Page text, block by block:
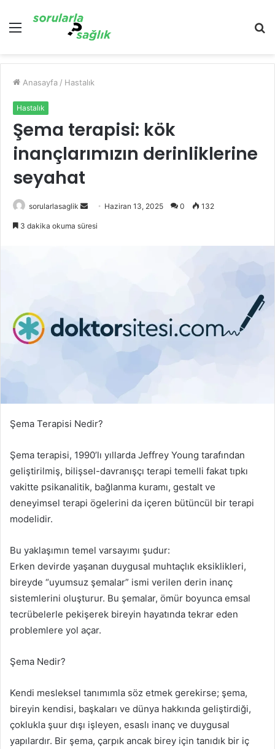
Menü
...
Anasayfa / Hastalık
Hastalık
Şema terapisi: kök
inançlarımızın derinliklerine
seyahat
sorularlasaglik
Bir
Haziran 13, 2025 0 132
3 dakika okuma süresi
Şema Terapisi Nedir?
Şema terapisi, 1990’lı yıllarda Jeffrey Young tarafından
geliştirilmiş, bilişsel-davranışçı terapi temelli fakat tıpkı
vakitte psikanalitik, bağlanma kuramı, gestalt ve
deneyimsel terapi ögelerini da içeren bütüncül bir terapi
modelidir.
Bu yaklaşımın temel varsayımı şudur:
Erken devirde yaşanan duygusal muhtaçlık eksiklikleri,
bireyde “uyumsuz şemalar” ismi verilen derin inanç
sistemlerini oluşturur. Bu şemalar, ömür boyunca emsal
tecrübelerle pekişerek bireyin hayatında tekrar eden
problemlere yol açar.
Şema Nedir?
Kendi mesleksel tanımımla söz etmek gerekirse; şema,
bireyin kendisi, başkaları ve dünya hakkında geliştirdiği,
çoklukla şuur dışı işleyen, esaslı inanç ve duygusal
yapılardır. Bir şema, çarpık ancak birey için tanıdık bir iç